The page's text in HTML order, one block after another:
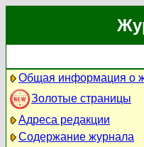
Общая информация о
Золотые страницы
Адреса редакции
Содержание журнала